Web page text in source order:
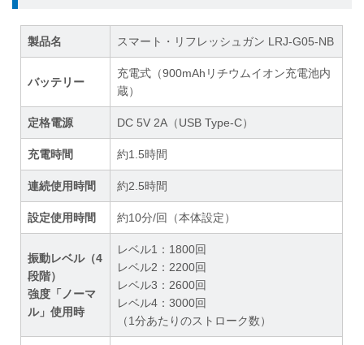
製品名 スマート・リフレッシュガン LRJ-G05-NB
バッテリー
充電式（900mAhリチウムイオン充電池内
蔵）
定格電源 DC 5V 2A（USB Type-C）
充電時間 約1.5時間
連続使用時間 約2.5時間
設定使用時間 約10分/回（本体設定）
振動レベル（4
段階）
強度「ノーマ
ル」使用時
レベル1：1800回
レベル2：2200回
レベル3：2600回
レベル4：3000回
（1分あたりのストローク数）